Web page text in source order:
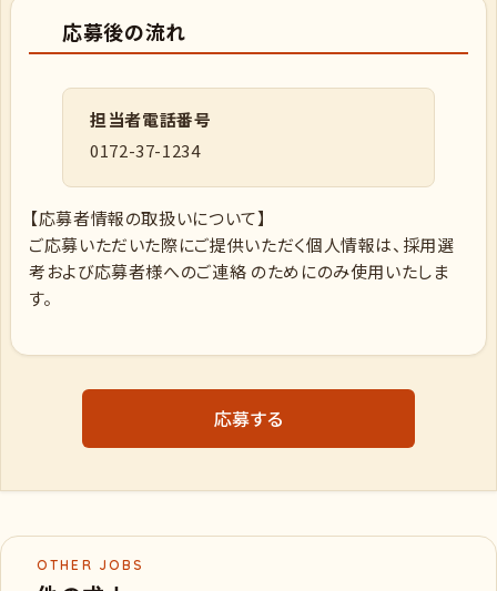
応募後の流れ
担当者電話番号
0172-37-1234
【応募者情報の取扱いについて】
ご応募いただいた際にご提供いただく個人情報は、採用選
考および応募者様へのご連絡 のためにのみ使用いたしま
す。
応募する
OTHER JOBS